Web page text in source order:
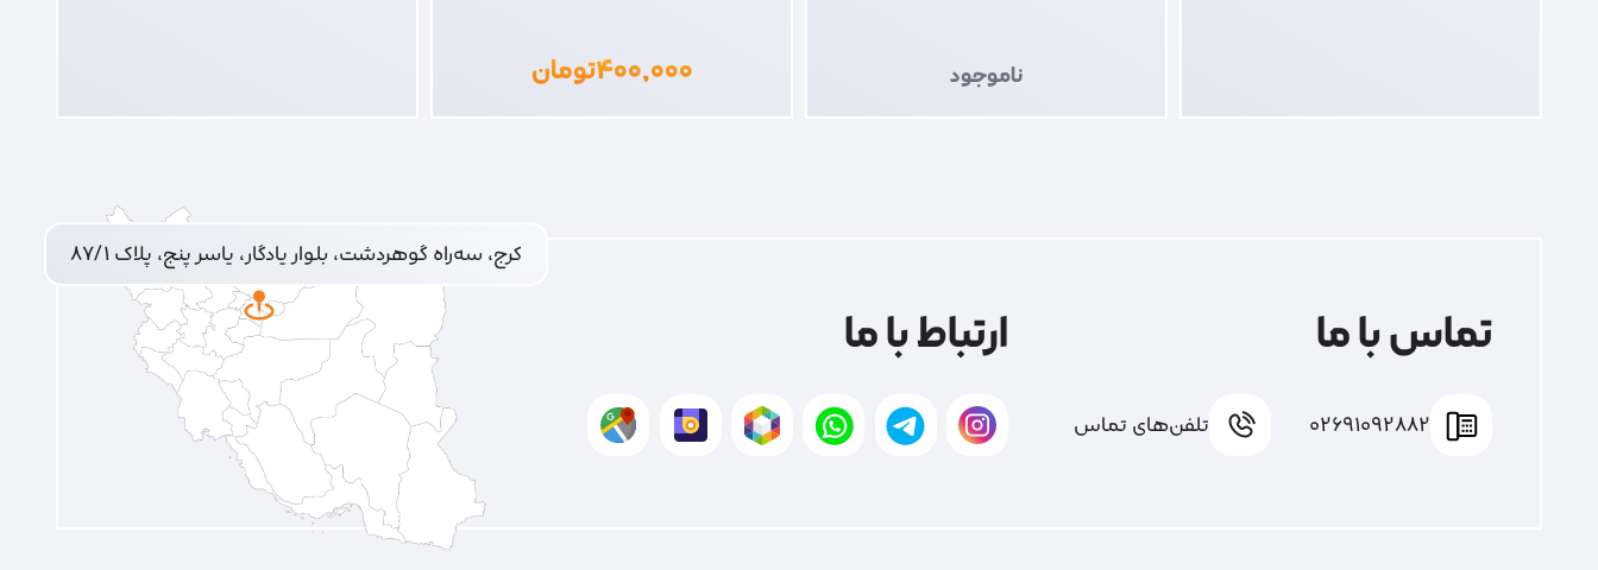
ناموجود ۴۰۰,۰۰۰تومان
تماس با ما
02691092882 تلفن‌های تماس
ارتباط با ما
کرج، سه‌راه گوهردشت، بلوار یادگار، یاسر پنج، پلاک ۸۷/۱